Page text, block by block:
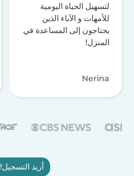
لتسهيل الحياة اليومية
للأمهات و الآباء الذين
يحتاجون إلى المساعدة في
المنزل!
Nerina
أريد التسجيل!